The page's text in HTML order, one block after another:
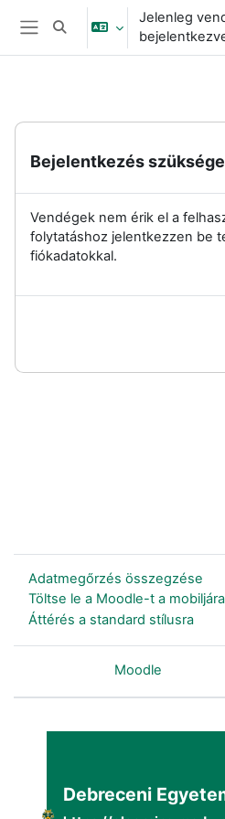
Tovább a fő tartalomhoz
Oldalpanel
Keresési bemeneti adatok
Jelenleg
Bejelentkezés
Vendégek nem érik el a
folytatáshoz jelentkezzen be
fiókadatokkal.
Adatmegőrzés összegzése
Töltse le a Moodle-t a mobiljára
Áttérés a standard stílusra
Moodle
Debreceni